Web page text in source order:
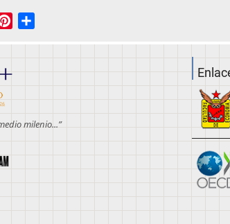
Pinterest
milenio...”